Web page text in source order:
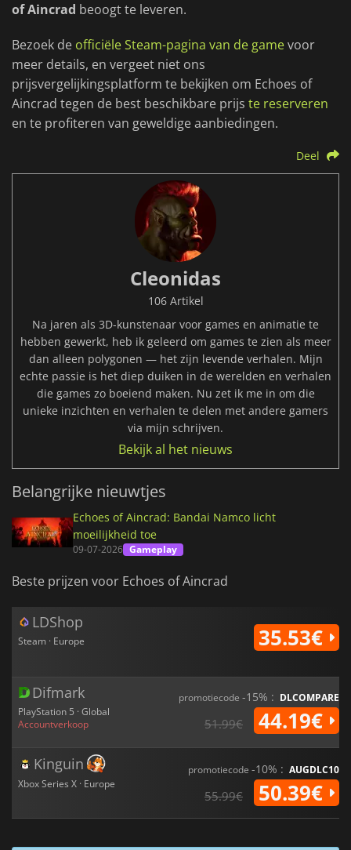
of Aincrad beoogt te leveren.
Bezoek de officiële Steam-pagina van de gamevoor
meer details, en vergeet niet ons
prijsvergelijkingsplatform te bekijken om Echoes of
Aincrad tegen de best beschikbare prijs te reserveren
en te profiteren van geweldige aanbiedingen.
Deel
Cleonidas
106 Artikel
Na jaren als 3D-kunstenaar voor games en animatie te
hebben gewerkt, heb ik geleerd om games te zien als meer
dan alleen polygonen — het zijn levende verhalen. Mijn
echte passie is het diep duiken in de werelden en verhalen
die games zo boeiend maken. Nu zet ik me in om die
unieke inzichten en verhalen te delen met andere gamers
via mijn schrijven.
Bekijk al het nieuws
Belangrijke nieuwtjes
Echoes of Aincrad: Bandai Namco licht
moeilijkheid toe
09-07-2026 Gameplay
Beste prijzen voor Echoes of Aincrad
LDShop
Steam · Europe 35.53€
Difmark
PlayStation 5 · Global
Accountverkoop
promotiecode -15% : DLCOMPARE
51.99€ 44.19€
Kinguin
Xbox Series X · Europe
promotiecode -10% : AUGDLC10
55.99€ 50.39€